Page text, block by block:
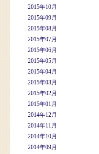
2015年10月
2015年09月
2015年08月
2015年07月
2015年06月
2015年05月
2015年04月
2015年03月
2015年02月
2015年01月
2014年12月
2014年11月
2014年10月
2014年09月